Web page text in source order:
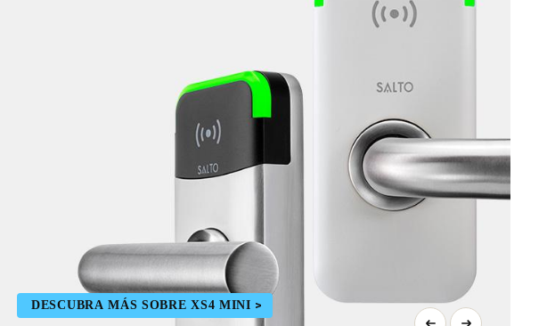
DESCUBRA MÁS SOBRE XS4 MINI